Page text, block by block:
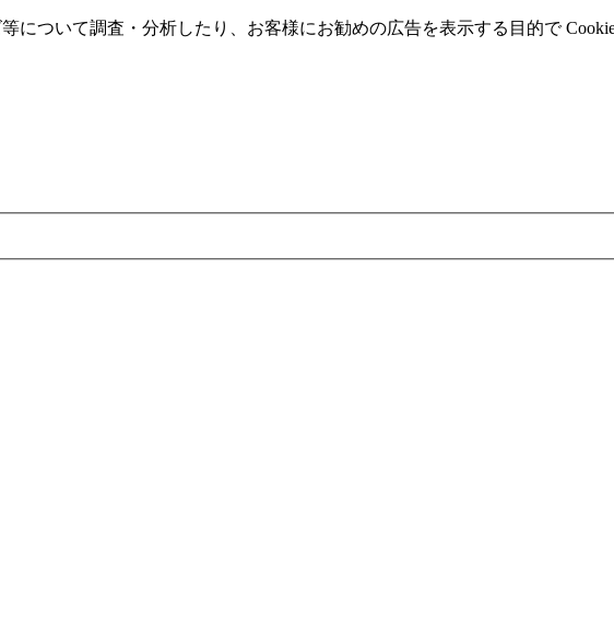
について調査・分析したり、お客様にお勧めの広告を表⽰する⽬的で